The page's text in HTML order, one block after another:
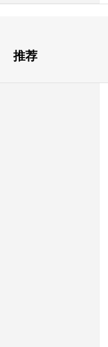
推荐